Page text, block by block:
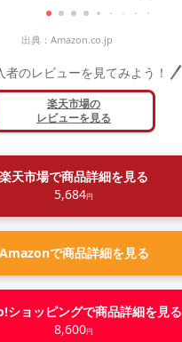
出典： Amazon.co.jp
者のレビューを見てみよう！
楽天市場の
レビューを見る
楽天市場で商品詳細を見る
5,684円
Amazonで商品詳細を見る
ショッピングで商品詳細を見る
8,600円